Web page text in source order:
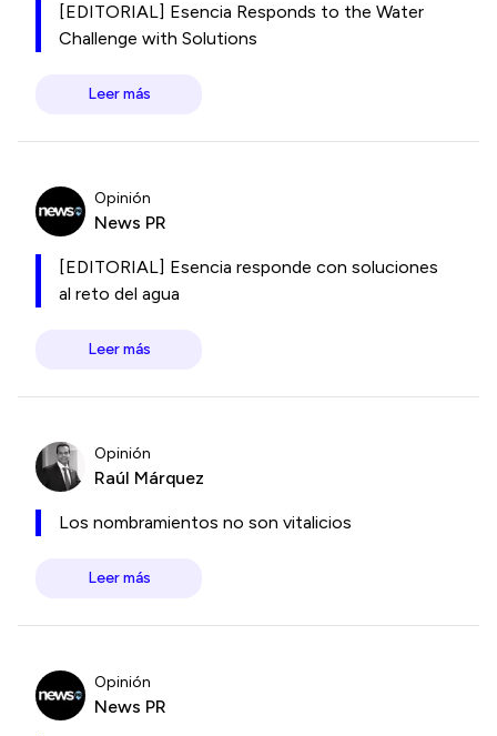
[EDITORIAL] Esencia Responds to the Water
Challenge with Solutions
Leer más
Opinión
News PR
[EDITORIAL] Esencia responde con soluciones
al reto del agua
Leer más
Opinión
Raúl Márquez
Los nombramientos no son vitalicios
Leer más
Opinión
News PR